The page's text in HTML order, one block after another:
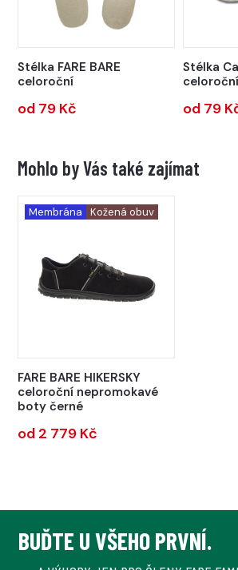
Stélka FARE BARE
celoroční
od 79 Kč
Stélka
celoroční
od 79
Mohlo by Vás také zajímat
Membrána Kožená obuv
FARE BARE HIKERSKY
celoroční nepromokavé
boty černé
od 2 779 Kč
BUĎTE U VŠEHO PRVNÍ.